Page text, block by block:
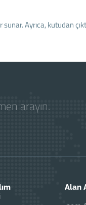
Ayrıca, kutudan
arayın.
Alan